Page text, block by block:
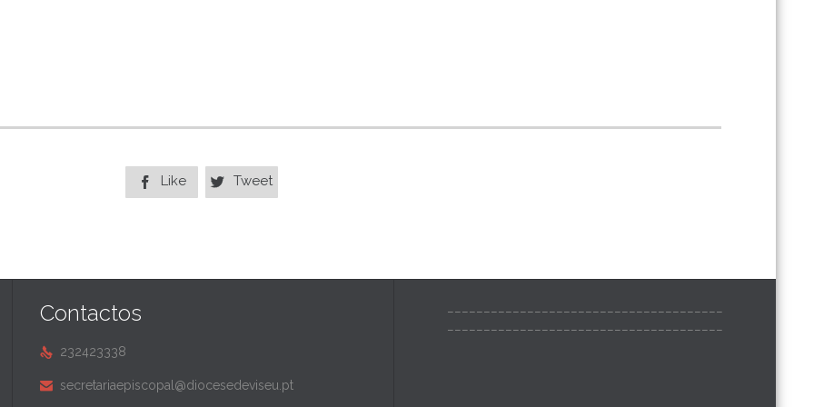
 Like  Tweet
Contactos
 232423338
 secretariaepiscopal@diocesedeviseu.pt